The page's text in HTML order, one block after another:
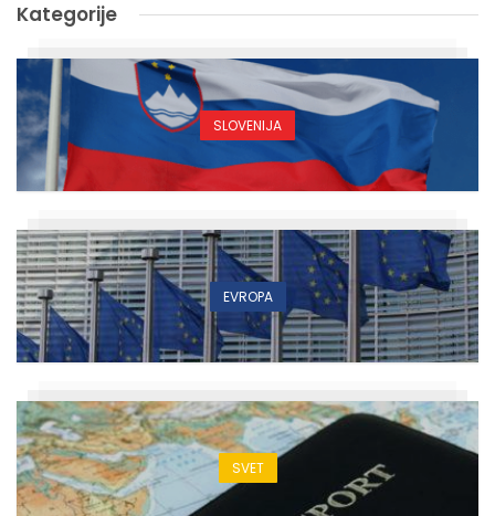
Kategorije
SLOVENIJA
EVROPA
SVET